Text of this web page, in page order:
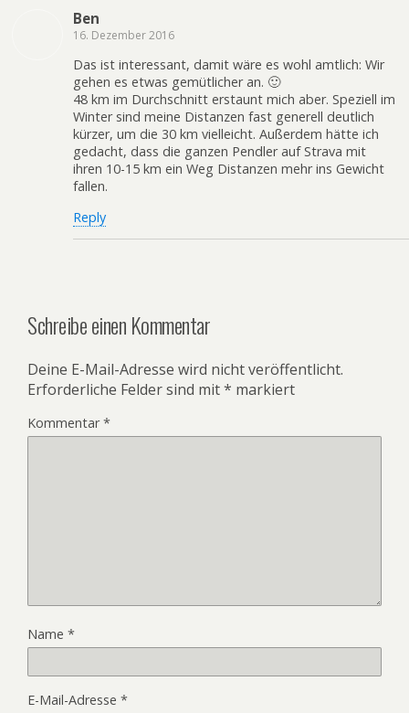
Ben
16. Dezember 2016
Das ist interessant, damit wäre es wohl amtlich: Wir
gehen es etwas gemütlicher an. 🙂
48 km im Durchschnitt erstaunt mich aber. Speziell im
Winter sind meine Distanzen fast generell deutlich
kürzer, um die 30 km vielleicht. Außerdem hätte ich
gedacht, dass die ganzen Pendler auf Strava mit
ihren 10-15 km ein Weg Distanzen mehr ins Gewicht
fallen.
Reply
Schreibe einen Kommentar
Deine E-Mail-Adresse wird nicht veröffentlicht.
Erforderliche Felder sind mit* markiert
Kommentar*
Name *
E-Mail-Adresse *